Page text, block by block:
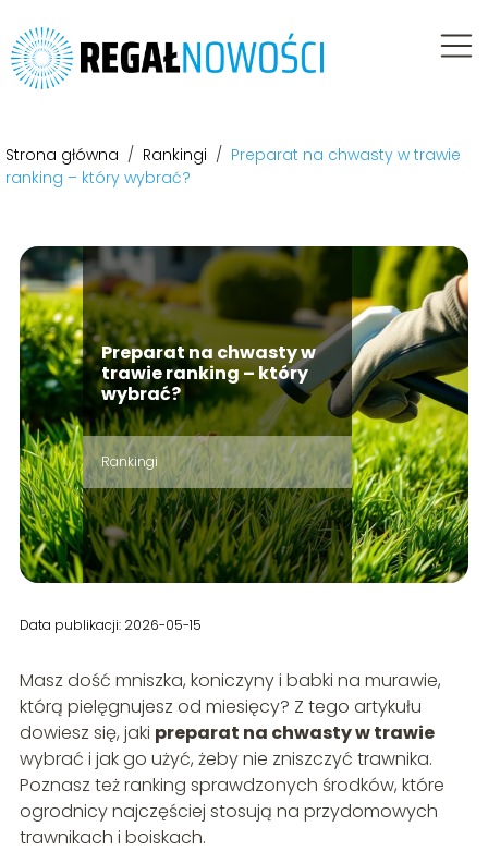
Strona główna / Rankingi / Preparat na chwasty w trawie
ranking – który wybrać?
Preparat na chwasty w
trawie ranking – który
wybrać?
Rankingi
Data publikacji: 2026-05-15
Masz dość mniszka, koniczyny i babki na murawie,
którą pielęgnujesz od miesięcy? Z tego artykułu
dowiesz się, jaki preparat na chwasty w trawie
wybrać i jak go użyć, żeby nie zniszczyć trawnika.
Poznasz też ranking sprawdzonych środków, które
ogrodnicy najczęściej stosują na przydomowych
trawnikach i boiskach.